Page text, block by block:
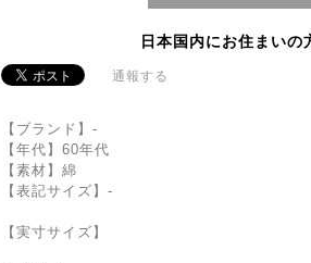
日本国内にお住まいの
通報する
【ブランド】-
【年代】60年代
【素材】綿
【表記サイズ】-
【実寸サイズ】